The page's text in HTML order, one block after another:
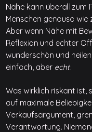
Nähe kann überall zum
Menschen genauso wie
Aber wenn Nähe mit
Reflexion und echter
wunderschön und
einfach, aber echt.
Was wirklich riskant ist,
auf maximale
Verkaufsargument,
Verantwortung.